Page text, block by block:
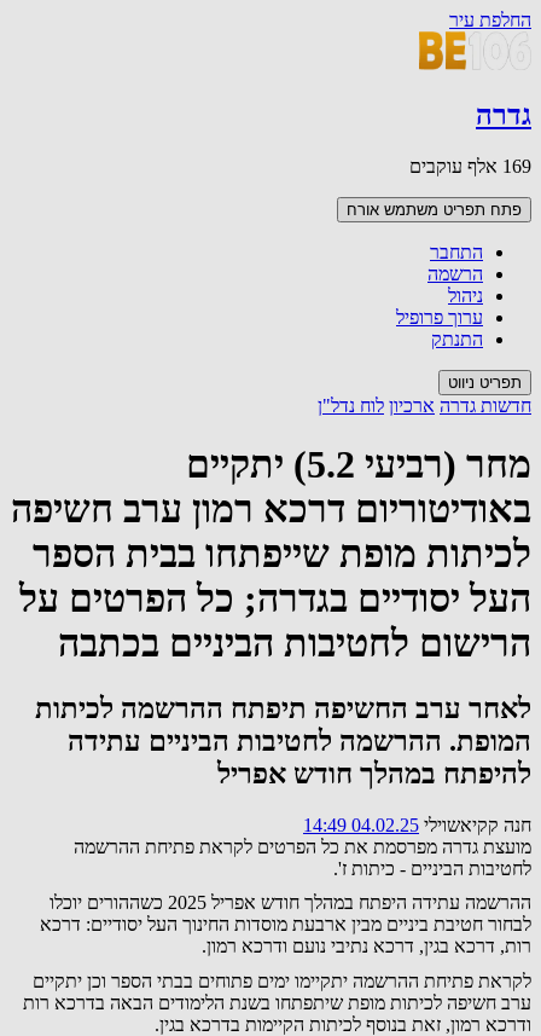
החלפת עיר
גדרה
169 אלף עוקבים
פתח תפריט משתמש אורח
התחבר
הרשמה
ניהול
ערוך פרופיל
התנתק
תפריט ניווט
חדשות גדרה ארכיון לוח נדל"ן
מחר (רביעי 5.2) יתקיים
באודיטוריום דרכא רמון ערב חשיפה
לכיתות מופת שייפתחו בבית הספר
העל יסודיים בגדרה; כל הפרטים על
הרישום לחטיבות הביניים בכתבה
לאחר ערב החשיפה תיפתח ההרשמה לכיתות
המופת. ההרשמה לחטיבות הביניים עתידה
להיפתח במהלך חודש אפריל
חנה קקיאשוילי 04.02.25 14:49
מועצת גדרה מפרסמת את כל הפרטים לקראת פתיחת ההרשמה
לחטיבות הביניים - כיתות ז'.
ההרשמה עתידה היפתח במהלך חודש אפריל 2025 כשההורים יוכלו
לבחור חטיבת ביניים מבין ארבעת מוסדות החינוך העל יסודיים: דרכא
רות, דרכא בגין, דרכא נתיבי נועם ודרכא רמון.
לקראת פתיחת ההרשמה יתקיימו ימים פתוחים בבתי הספר וכן יתקיים
ערב חשיפה לכיתות מופת שיתפתחו בשנת הלימודים הבאה בדרכא רות
ודרכא רמון, זאת בנוסף לכיתות הקיימות בדרכא בגין.